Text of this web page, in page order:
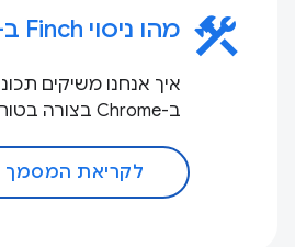
construction מהו ניסוי Finch ב-Chrome?
איך אנחנו משיקים
ב-Chrome בצורה בטוחה
לקריאת המסמך